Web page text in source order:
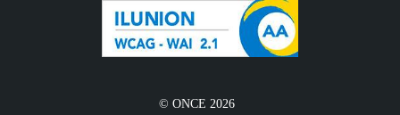
© ONCE 2026